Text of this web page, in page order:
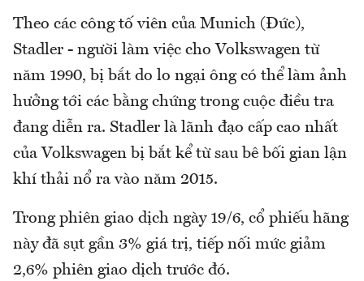
Theo các công tố viên của Munich (Đức),
Stadler - người làm việc cho Volkswagen từ
năm 1990, bị bắt do lo ngại ông có thể làm ảnh
hưởng tới các bằng chứng trong cuộc điều tra
đang diễn ra. Stadler là lãnh đạo cấp cao nhất
của Volkswagen bị bắt kể từ sau bê bối gian lận
khí thải nổ ra vào năm 2015.
Trong phiên giao dịch ngày 19/6, cổ phiếu hãng
này đã sụt gần 3% giá trị, tiếp nối mức giảm
2,6% phiên giao dịch trước đó.